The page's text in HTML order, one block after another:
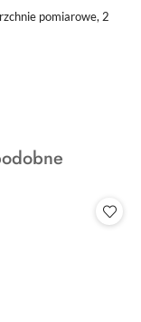
pomiarowe, 2